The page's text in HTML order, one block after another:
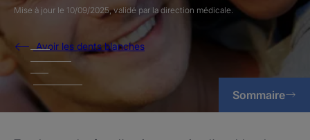
Mise à jour le 10/09/2025, validé par la direction médicale.
Avoir les dents blanches
Sommaire